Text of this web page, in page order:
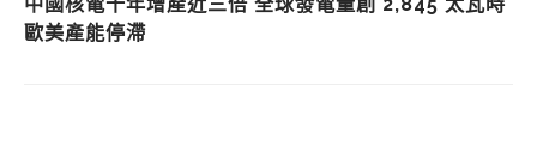
歐美產能停滯